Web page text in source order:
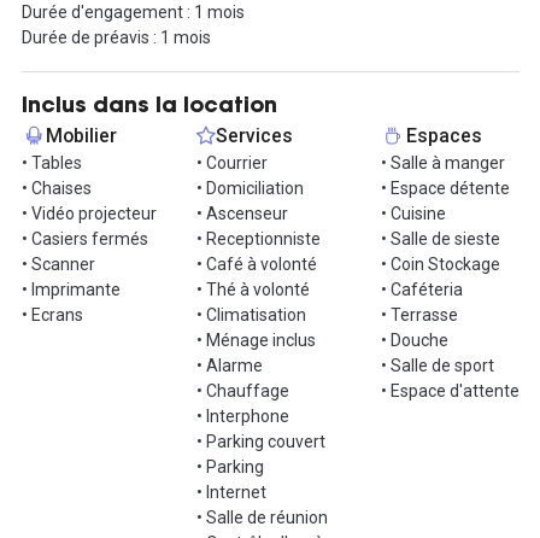
Vous aurez un accès 24/24, 7/7, une connexion WiFi ultra-rapide,
un coin café, des salles de réunion, des cabines téléphoniques, un
rooftop, un bar, un espace de détente avec baby-foot, et même
une salle dédiée à la sieste. N'hésitez pas à profiter de l'offre
journée d'essai pour découvrir cet espace.
Contactez-nous sans attendre pour organiser une visite.
Durée d'engagement : 1 mois
Durée de préavis : 1 mois
Inclus dans la location
Mobilier
• Tables
• Chaises
• Vidéo projecteur
• Casiers fermés
• Scanner
• Imprimante
• Ecrans
Services
• Courrier
• Domiciliation
• Ascenseur
• Receptionniste
• Café à volonté
• Thé à volonté
• Climatisation
• Ménage inclus
• Alarme
• Chauffage
• Interphone
• Parking couvert
• Parking
• Internet
• Salle de réunion
Espaces
• Salle à manger
• Espace détente
• Cuisine
• Salle de sieste
• Coin Stockage
• Caféteria
• Terrasse
• Douche
• Salle de sport
• Espace d'attente